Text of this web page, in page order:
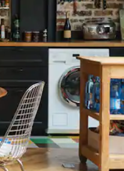
do teclado ou tocando e